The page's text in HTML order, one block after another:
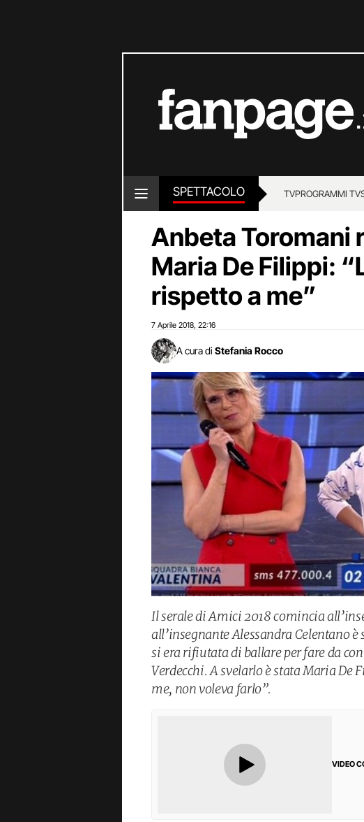
SPETTACOLO TVPROGRAMMI TV
Anbeta Toromani
Maria De Filippi:
rispetto a me”
7 Aprile 2018 22:16
A cura di Stefania Rocco
Il serale di Amici 2018 comincia
all’insegnante Alessandra Celentano
si era rifiutata di ballare per fare da
Verdecchi. A svelarlo è stata Maria De
me, non voleva farlo”.
VIDEO